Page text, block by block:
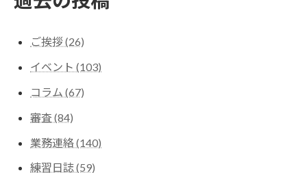
ご挨拶 (26)
イベント (103)
コラム (67)
審査 (84)
業務連絡 (140)
練習日誌 (59)